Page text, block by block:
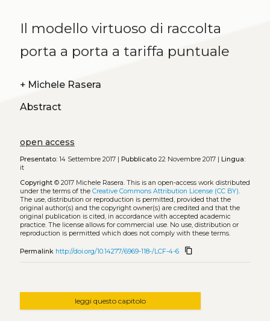
Il modello virtuoso di raccolta
porta a porta a tariffa puntuale
+ Michele Rasera
Abstract
open access
Presentato:14 Settembre 2017 | Pubblicato22 Novembre 2017 |
Lingua:
it
Copyright© 2017 Michele Rasera. This is an open-access work distributed
under the terms of the Creative Commons Attribution License (CC BY).
The use, distribution or reproduction is permitted, provided that the
original author(s) and the copyright owner(s) are credited and that the
original publication is cited, in accordance with accepted academic
practice. The license allows for commercial use. No use, distribution or
reproduction is permitted which does not comply with these terms.
Permalink http://doi.org/10.14277/6969-118-/LCF-4-6 content_copy
leggi questo capitolo